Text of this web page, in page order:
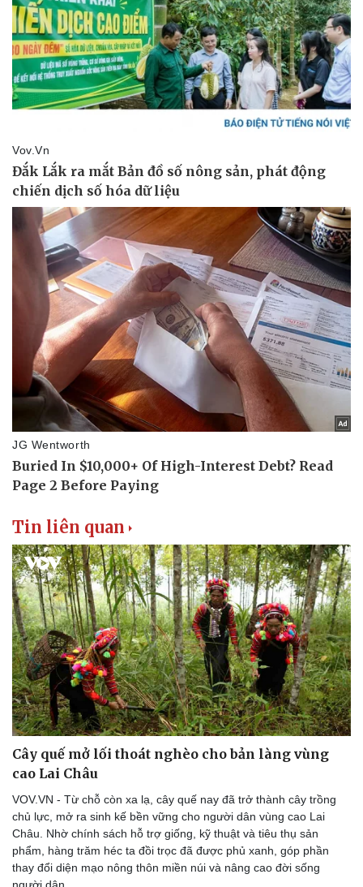
Doanh nghiệp
Thông tin doanh nghiệp
Vì cộng đồng
Công nghệ
Sành điệu
Tin Công nghệ
Tin liên quan
Cây quế mở lối thoát nghèo cho bản làng vùng
cao Lai Châu
VOV.VN - Từ chỗ còn xa lạ, cây quế nay đã trở thành cây trồng
chủ lực, mở ra sinh kế bền vững cho người dân vùng cao Lai
Châu. Nhờ chính sách hỗ trợ giống, kỹ thuật và tiêu thụ sản
phẩm, hàng trăm héc ta đồi trọc đã được phủ xanh, góp phần
thay đổi diện mạo nông thôn miền núi và nâng cao đời sống
người dân.